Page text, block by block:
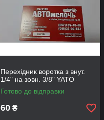
Перехідник воротка з внут.
1/4" на зовн. 3/8" YATO
Готово до відправки
60 ₴